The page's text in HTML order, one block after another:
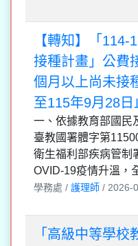
【轉知】「
接種計畫」公費
個月以上尚未接
至115年9月28日
一、依據教育部國民
臺教國署體字第
衛生福利部疾病管制
OVID-19疫情升溫，
學務處 / 護理師 / 2026-
「高級中等學校